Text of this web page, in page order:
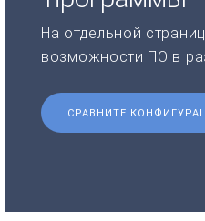
На отдельной
возможности ПО в
СРАВНИТЕ